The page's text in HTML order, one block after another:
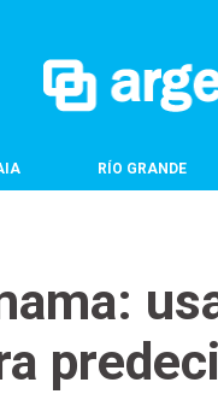
RÍO GRANDE